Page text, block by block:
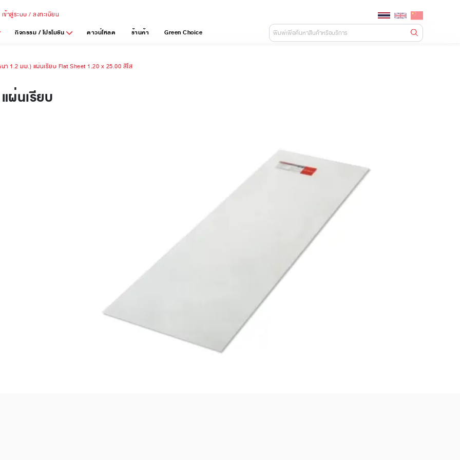
เข้าสู่ระบบ / ลงทะเบียน
กิจกรรม / โปรโมชัน ดาวน์โหลด ร้านค้า Green Choice
นา 1.2 มม.) แผ่นเรียบ Flat Sheet 1.20 x 25.00 สีใส
ผ่นเรียบ